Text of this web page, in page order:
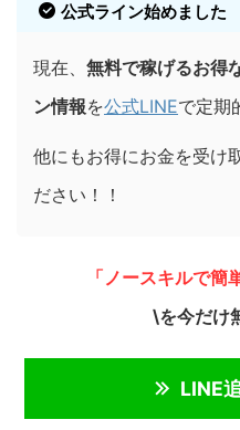
公式ライン始めました
現在、 無料で稼げるお得
ン情報を公式LINEで定期
他にもお得にお金を受け
ださい！！
「ノースキルで簡
\を今だけ
LINE